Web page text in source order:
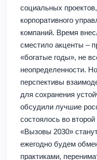
социальных
корпоративного
компаний. Время
сместило акценты –
«богатые годы», не
неопределенности.
перспективы
для сохранения
обсудили лучшие
состоялось во
«Вызовы 2030»
ежегодно будем
практиками,